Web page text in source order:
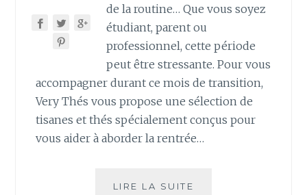
de la routine… Que vous soyez
étudiant, parent ou
professionnel, cette période
peut être stressante. Pour vous
accompagner durant ce mois de transition,
Very Thés vous propose une sélection de
tisanes et thés spécialement conçus pour
vous aider à aborder la rentrée…
LIRE LA SUITE